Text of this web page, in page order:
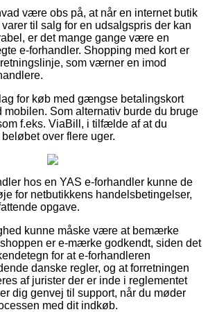
være obs på, at når en internet butik
til salg for en udsalgspris der kan
er det mange gange være en
e-forhandler. Shopping med kort er
som værner en imod
for køb med gængse betalingskort
mobilen. Som alternativ burde du bruge
f.eks. ViaBill, i tilfælde af at du
over flere uger.
hos en YAS e-forhandler kunne de
for netbutikkens handelsbetingelser,
opgave.
kunne måske være at bemærke
er e-mærke godkendt, siden det
for at e-forhandleren
danske regler, og at forretningen
af jurister der er inde i reglementet
dig genvej til support, når du møder
med dit indkøb.